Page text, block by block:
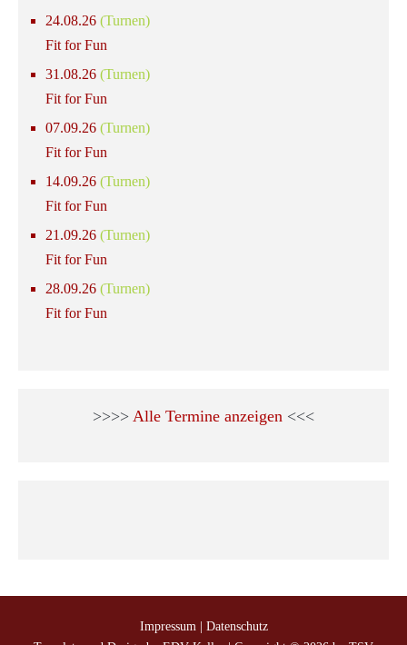
24.08.26 (Turnen)
Fit for Fun
31.08.26 (Turnen)
Fit for Fun
07.09.26 (Turnen)
Fit for Fun
14.09.26 (Turnen)
Fit for Fun
21.09.26 (Turnen)
Fit for Fun
28.09.26 (Turnen)
Fit for Fun
>>>> Alle Termine anzeigen <<<
Impressum
Datenschutz